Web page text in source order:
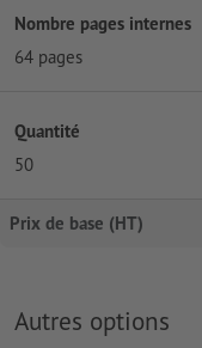
Nombre pages internes
64 pages
Quantité
50
Prix de base (HT)
Autres options